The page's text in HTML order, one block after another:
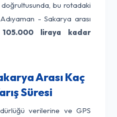
bu rotadaki
Adıyaman - Sakarya arası
105.000 liraya kadar
Arası Kaç
Süresi
verilerine ve GPS